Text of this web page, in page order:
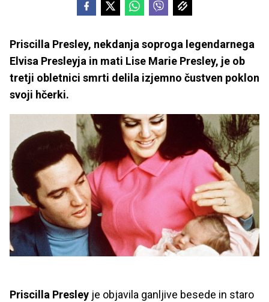
Priscilla Presley, nekdanja soproga legendarnega
Elvisa Presleyja in mati Lise Marie Presley, je ob
tretji obletnici smrti delila izjemno čustven poklon
svoji hčerki.
Priscilla Presley je objavila ganljive besede in staro